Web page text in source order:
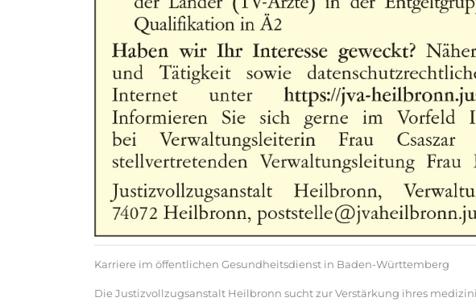
Karriere im öffentlichen Gesundheitsdienst in Baden-Württemberg
Die Justizvollzugsanstalt Heilbronn sucht zur Verstärkung ihres